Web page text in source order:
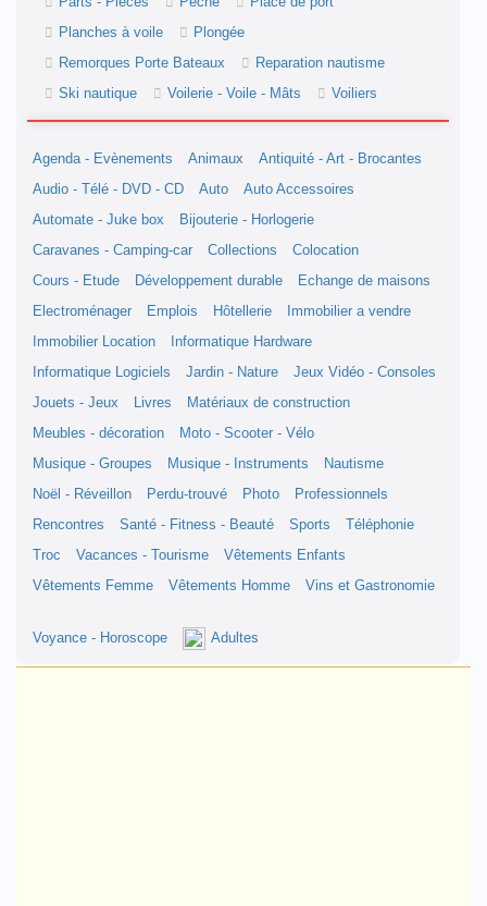
Planches à voile
Plongée
Remorques Porte Bateaux
Reparation nautisme
Ski nautique
Voilerie - Voile - Mâts Voiliers
Agenda - Evènements Animaux
Antiquité - Art - Brocantes
Audio - Télé - DVD - CD
Auto
Auto Accessoires
Automate - Juke box
Bijouterie - Horlogerie
Caravanes - Camping-car
Collections
Colocation
Cours - Etude
Développement durable
Echange de maisons
Electroménager
Emplois Hôtellerie
Immobilier a vendre
Immobilier Location
Informatique Hardware
Informatique Logiciels
Jardin - Nature
Jeux Vidéo - Consoles
Jouets - Jeux
Livres
Matériaux de construction
Meubles - décoration
Moto - Scooter - Vélo
Musique - Groupes
Musique - Instruments
Nautisme
Noël - Réveillon
Perdu-trouvé Photo
Professionnels
Rencontres
Santé - Fitness - Beauté Sports
Téléphonie
Troc
Vacances - Tourisme
Vêtements Enfants
Vêtements Femme
Vêtements Homme Vins et Gastronomie
Voyance - Horoscope Adultes